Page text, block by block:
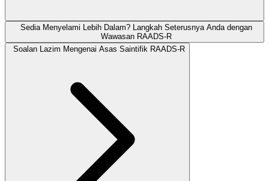
Sedia Menyelami Lebih Dalam? Langkah Seterusnya Anda dengan
Wawasan RAADS‑R
Soalan Lazim Mengenai Asas Saintifik RAADS‑R